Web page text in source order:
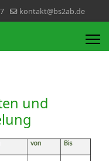
kontakt@bs2ab.de
und